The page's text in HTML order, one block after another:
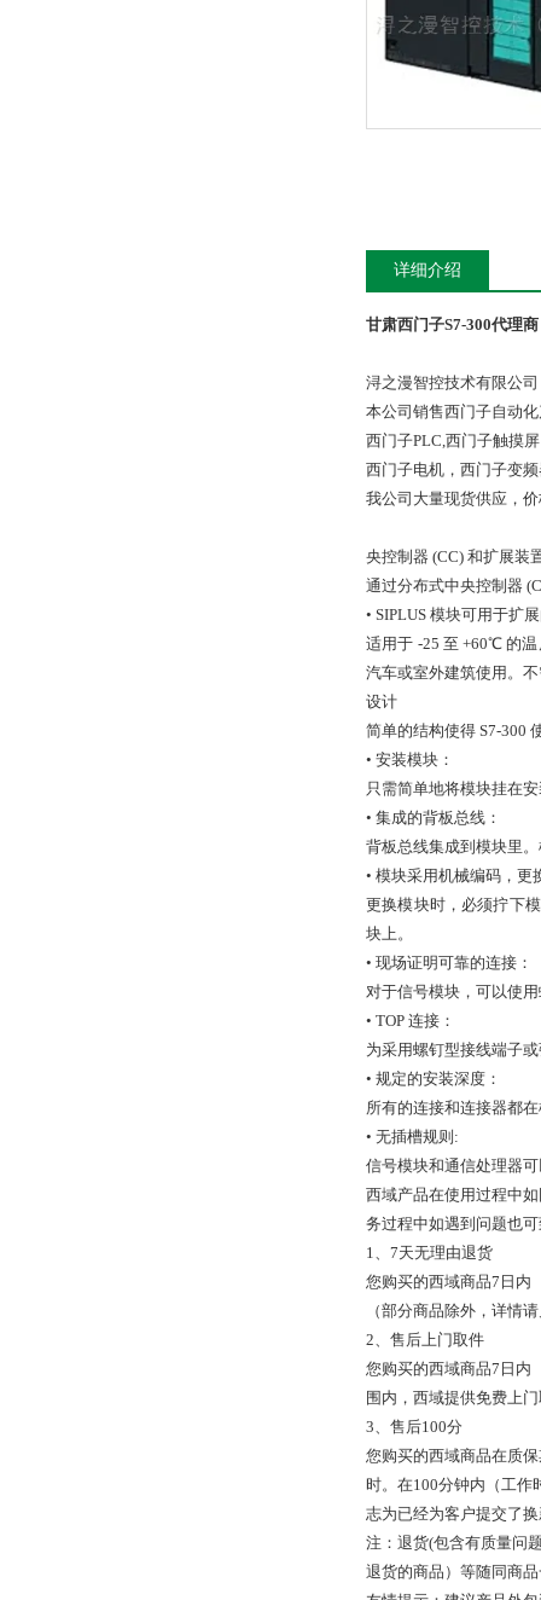
详细介绍
甘肃西门子S7-300代理商
浔之漫智控技术有限公
本公司销售西门子自动
西门子PLC,西门子触摸
西门子电机，西门子变
我公司大量现货供应，
央控制器 (CC) 和扩展装
通过分布式中央控制器
• SIPLUS 模块可用于扩
适用于 -25 至 +60℃ 的
汽车或室外建筑使用。
设计
简单的结构使得 S7-300
• 安装模块：
只需简单地将模块挂在
• 集成的背板总线：
背板总线集成到模块里
• 模块采用机械编码，更
更换模块时，必须拧下
块上。
• 现场证明可靠的连接：
对于信号模块，可以使
• TOP 连接：
为采用螺钉型接线端子
• 规定的安装深度：
所有的连接和连接器都
• 无插槽规则:
信号模块和通信处理器
西域产品在使用过程中
务过程中如遇到问题也
1、7天无理由退货
您购买的西域商品7日内
（部分商品除外，详情
2、售后上门取件
您购买的西域商品7日内
围内，西域提供免费上
3、售后100分
您购买的西域商品在质
时。在100分钟内（工作
志为已经为客户提交了
注：退货(包含有质量问
退货的商品）等随同商